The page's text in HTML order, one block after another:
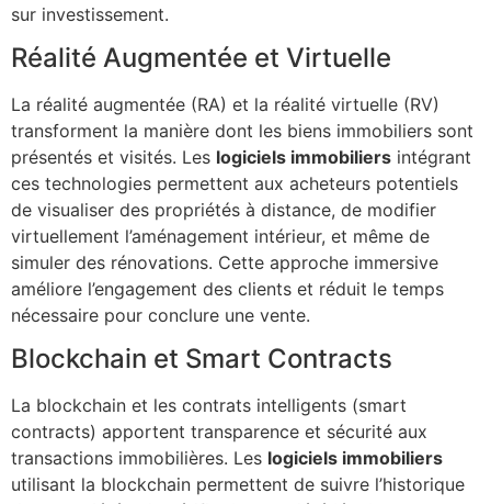
sur investissement.
Réalité Augmentée et Virtuelle
La réalité augmentée (RA) et la réalité virtuelle (RV)
transforment la manière dont les biens immobiliers sont
présentés et visités. Les logiciels immobiliers intégrant
ces technologies permettent aux acheteurs potentiels
de visualiser des propriétés à distance, de modifier
virtuellement l’aménagement intérieur, et même de
simuler des rénovations. Cette approche immersive
améliore l’engagement des clients et réduit le temps
nécessaire pour conclure une vente.
Blockchain et Smart Contracts
La blockchain et les contrats intelligents (smart
contracts) apportent transparence et sécurité aux
transactions immobilières. Les logiciels immobiliers
utilisant la blockchain permettent de suivre l’historique